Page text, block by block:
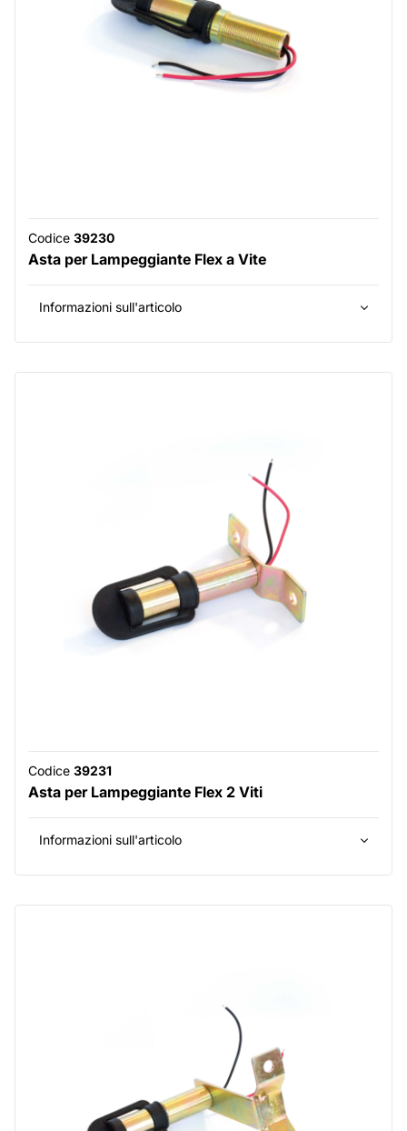
Codice 39230
Asta per Lampeggiante Flex a Vite
Informazioni sull'articolo
Codice 39231
Asta per Lampeggiante Flex 2 Viti
Informazioni sull'articolo